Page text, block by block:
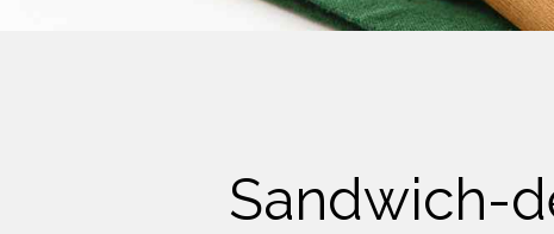
Sandwich-